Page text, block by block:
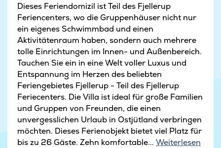
Dieses Feriendomizil ist Teil des Fjellerup
Feriencenters, wo die Gruppenhäuser nicht nur
ein eigenes Schwimmbad und einen
Aktivitätenraum haben, sondern auch mehrere
tolle Einrichtungen im Innen- und Außenbereich.
Tauchen Sie ein in eine Welt voller Luxus und
Entspannung im Herzen des beliebten
Feriengebietes Fjellerup - Teil des Fjellerup
Feriecenters. Die Villa ist ideal für große Familien
und Gruppen von Freunden, die einen
unvergesslichen Urlaub in Ostjütland verbringen
möchten. Dieses Ferienobjekt bietet viel Platz für
bis zu 26 Gäste. Zehn komfortable... Weiterlesen